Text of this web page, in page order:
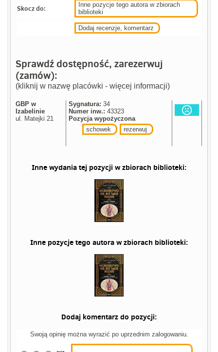
Skocz do:
Inne pozycje tego autora w zbiorach
biblioteki
Dodaj recenzje, komentarz
Sprawdź dostępność, zarezerwuj
(zamów):
(kliknij w nazwę placówki - więcej informacji)
GBP w
Izabelinie
ul. Matejki 21
Sygnatura: 34
Numer inw.: 43323
Pozycja wypożyczona
schowek
rezerwuj
Inne wydania tej pozycji w zbiorach biblioteki:
Inne pozycje tego autora w zbiorach biblioteki:
Dodaj komentarz do pozycji:
Swoją opinię można wyrazić po uprzednim zalogowaniu.